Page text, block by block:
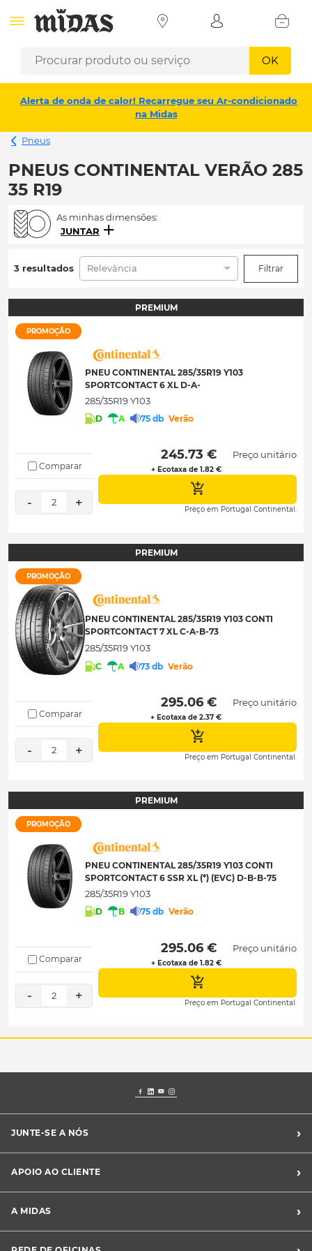
OK
Alerta de onda de calor! Recarregue seu Ar-condicionado
na Midas
Pneus
PNEUS CONTINENTAL VERÃO 285
35 R19
As minhas dimensões:
JUNTAR
3 resultados Relevância Filtrar
PREMIUM
PROMOÇÃO
PNEU CONTINENTAL 285/35R19 Y103
SPORTCONTACT 6 XL D-A-
285/35R19 Y103
D A 75 db Verão
Comparar
- 2 +
245.73 €
+ Ecotaxa de 1.82 €
Preço unitário
Preço em Portugal Continental.
PREMIUM
PROMOÇÃO
PNEU CONTINENTAL 285/35R19 Y103 CONTI
SPORTCONTACT 7 XL C-A-B-73
285/35R19 Y103
C A 73 db Verão
Comparar
- 2 +
295.06 €
+ Ecotaxa de 2.37 €
Preço unitário
Preço em Portugal Continental.
PREMIUM
PROMOÇÃO
PNEU CONTINENTAL 285/35R19 Y103 CONTI
SPORTCONTACT 6 SSR XL (*) (EVC) D-B-B-75
285/35R19 Y103
D B 75 db Verão
Comparar
- 2 +
295.06 €
+ Ecotaxa de 1.82 €
Preço unitário
Preço em Portugal Continental.
JUNTE-SE A NÓS ›
Franchising Midas
APOIO AO CLIENTE ›
Livro de Reclamações
Canal de Denúncias
A MIDAS ›